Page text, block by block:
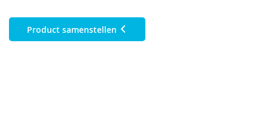
Product samenstellen